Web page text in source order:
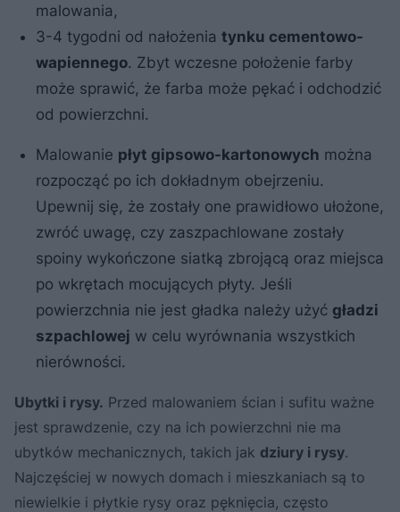
malowania,
3-4 tygodni od nałożenia tynku cementowo-
wapiennego. Zbyt wczesne położenie farby
może sprawić, że farba może pękać i odchodzić
od powierzchni.
Malowanie płyt gipsowo-kartonowych można
rozpocząć po ich dokładnym obejrzeniu.
Upewnij się, że zostały one prawidłowo ułożone,
zwróć uwagę, czy zaszpachlowane zostały
spoiny wykończone siatką zbrojącą oraz miejsca
po wkrętach mocujących płyty. Jeśli
powierzchnia nie jest gładka należy użyć gładzi
szpachlowej w celu wyrównania wszystkich
nierówności.
Ubytki i rysy. Przed malowaniem ścian i sufitu ważne
jest sprawdzenie, czy na ich powierzchni nie ma
ubytków mechanicznych, takich jak dziury i rysy.
Najczęściej w nowych domach i mieszkaniach są to
niewielkie i płytkie rysy oraz pęknięcia, często